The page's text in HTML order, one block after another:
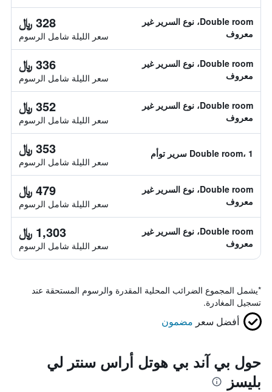
Double room، نوع السرير غير
معروف
328 ﷼
سعر الليلة شامل الرسوم
Double room، نوع السرير غير
معروف
336 ﷼
سعر الليلة شامل الرسوم
Double room، نوع السرير غير
معروف
352 ﷼
سعر الليلة شامل الرسوم
Double room، 1 سرير توأم 353 ﷼
سعر الليلة شامل الرسوم
Double room، نوع السرير غير
معروف
479 ﷼
سعر الليلة شامل الرسوم
Double room، نوع السرير غير
معروف
1,303 ﷼
سعر الليلة شامل الرسوم
*يشمل المجموع الضرائب المحلية المقدرة والرسوم المستحقة عند
تسجيل المغادرة.
أفضل سعر مضمون
حول بي آند بي هوتل أراس سنتر لي
بليسز